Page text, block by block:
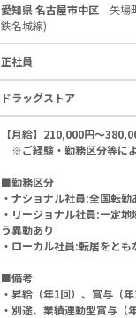
愛知県 名古屋市中区 矢場
鉄名城線)
正社員
ドラッグストア
【月給】210,000円～
※ご経験・勤務区分等に
■勤務区分
・ナショナル社員:全国転勤
・リージョナル社員:一定
う異動あり
・ローカル社員:転居をとも
■備考
・昇給（年1回）、賞与（
・別途、業績連動型賞与（